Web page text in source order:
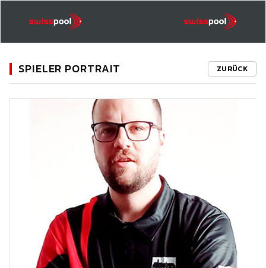
SPIELER PORTRAIT ZURÜCK